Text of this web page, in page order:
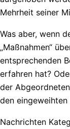
Mehrheit seiner
Was aber, wenn
„Maßnahmen“
entsprechenden
erfahren hat?
der
den
Nachrichten